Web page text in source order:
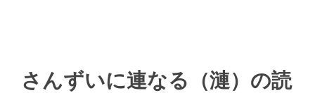
さんずいに連なる（漣）の読